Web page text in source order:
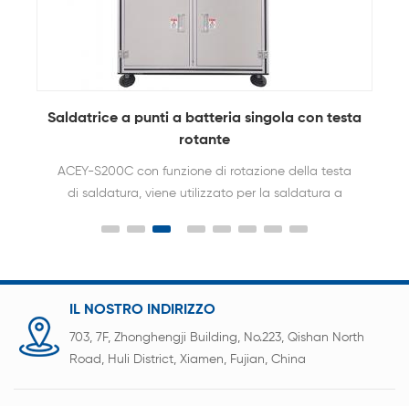
Saldatrice a punti a batteria singola con testa
rotante
ACEY-S200C con funzione di rotazione della testa
di saldatura, viene utilizzato per la saldatura a
18650,21700,26650,32650,32700 cilindri.
IL NOSTRO INDIRIZZO
703, 7F, Zhonghengji Building, No.223, Qishan North
Road, Huli District, Xiamen, Fujian, China